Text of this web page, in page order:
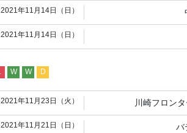
2021年11月14日（日）
2021年11月14日（日）
W W D
2021年11月23日（火） 川崎フロン
2021年11月21日（日） バ